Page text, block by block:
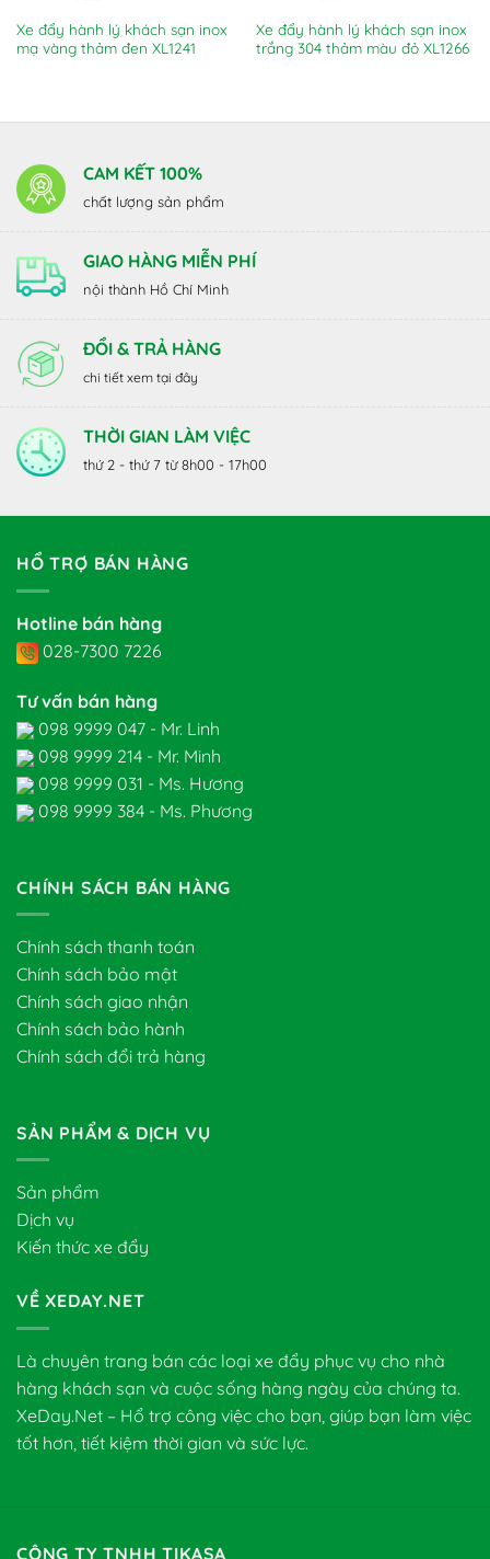
Xe đẩy hành lý khách sạn inox
mạ vàng thảm đen XL1241
Xe đẩy hành lý khách sạn inox
trắng 304 thảm màu đỏ XL1266
CAM KẾT 100%
chất lượng sản phẩm
GIAO HÀNG MIỄN PHÍ
nội thành Hồ Chí Minh
ĐỔI & TRẢ HÀNG
chi tiết xem tại đây
THỜI GIAN LÀM VIỆC
thứ 2 - thứ 7 từ 8h00 - 17h00
HỔ TRỢ BÁN HÀNG
Hotline bán hàng
028-7300 7226
Tư vấn bán hàng
098 9999 047 - Mr. Linh
098 9999 214 - Mr. Minh
098 9999 031 - Ms. Hương
098 9999 384 - Ms. Phương
CHÍNH SÁCH BÁN HÀNG
Chính sách thanh toán
Chính sách bảo mật
Chính sách giao nhận
Chính sách bảo hành
Chính sách đổi trả hàng
SẢN PHẨM & DỊCH VỤ
Sản phẩm
Dịch vụ
Kiến thức xe đẩy
VỀ XEDAY.NET
Là chuyên trang bán các loại xe đẩy phục vụ cho nhà
hàng khách sạn và cuộc sống hàng ngày của chúng ta.
XeDay.Net – Hổ trợ công việc cho bạn, giúp bạn làm việc
tốt hơn, tiết kiệm thời gian và sức lực.
CÔNG TY TNHH TIKASA